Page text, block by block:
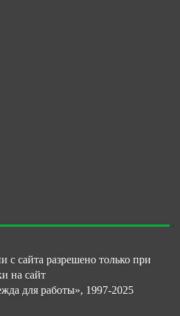
сайта разрешено только при
на сайт
для работы», 1997-2025